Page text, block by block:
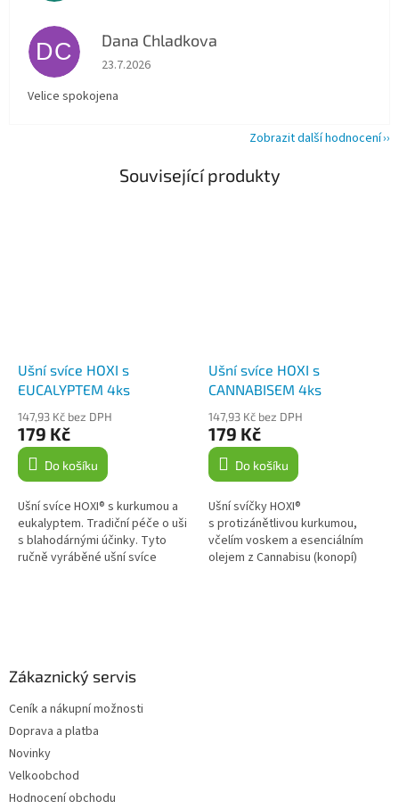
DC Dana Chladkova
Hodnocení obchodu je 5 z 5 hvězdiček.
23.7.2026
Velice spokojena
Zobrazit další hodnocení
Související produkty
Ušní svíce HOXI s
EUCALYPTEM 4ks
147,93 Kč bez DPH
179 Kč
Do košíku
Ušní svíce HOXI® s kurkumou a
eukalyptem. Tradiční péče o uši
s blahodárnými účinky. Tyto
ručně vyráběné ušní svíce
Ušní svíce HOXI s
CANNABISEM 4ks
147,93 Kč bez DPH
179 Kč
Do košíku
Ušní svíčky HOXI®
s protizánětlivou kurkumou,
včelím voskem a esenciálním
olejem z Cannabisu (konopí)
Zákaznický servis
Ceník a nákupní možnosti
Doprava a platba
Novinky
Velkoobchod
Hodnocení obchodu